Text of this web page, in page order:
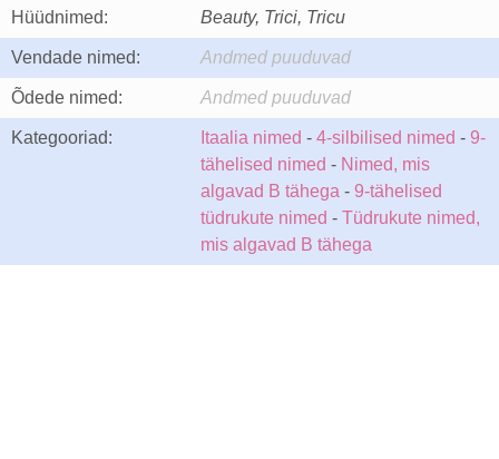
Hüüdnimed: Beauty, Trici, Tricu
Vendade nimed: Andmed puuduvad
Õdede nimed: Andmed puuduvad
Kategooriad: Itaalia nimed - 4-silbilised nimed - 9-
tähelised nimed - Nimed, mis
algavad B tähega - 9-tähelised
tüdrukute nimed - Tüdrukute nimed,
mis algavad B tähega